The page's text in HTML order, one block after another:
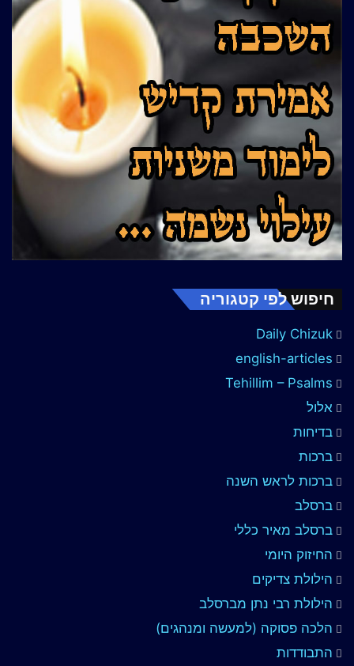
חיפוש לפי קטגוריה
Daily Chizuk
english-articles
Tehillim – Psalms
אלול
בדיחות
ברכות
ברכות לראש השנה
ברסלב
ברסלב מאיר כללי
החיזוק היומי
הילולת צדיקים
הילולת רבי נתן מברסלב
הלכה פסוקה (למעשה ומנהגים)
התבודדות